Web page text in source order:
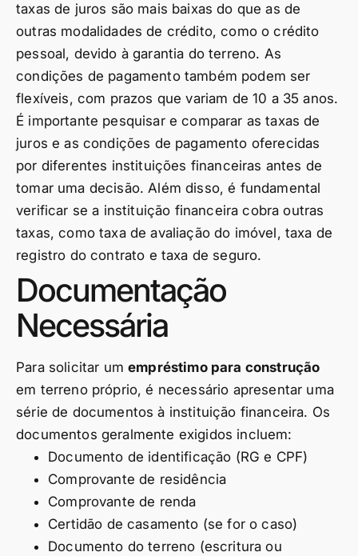
taxas de juros são mais baixas do que as de
outras modalidades de crédito, como o crédito
pessoal, devido à garantia do terreno. As
condições de pagamento também podem ser
flexíveis, com prazos que variam de 10 a 35 anos.
É importante pesquisar e comparar as taxas de
juros e as condições de pagamento oferecidas
por diferentes instituições financeiras antes de
tomar uma decisão. Além disso, é fundamental
verificar se a instituição financeira cobra outras
taxas, como taxa de avaliação do imóvel, taxa de
registro do contrato e taxa de seguro.
Documentação
Necessária
Para solicitar umempréstimo para construção
em terreno próprio, é necessário apresentar uma
série de documentos à instituição financeira. Os
documentos geralmente exigidos incluem:
Documento de identificação (RG e CPF)
Comprovante de residência
Comprovante de renda
Certidão de casamento (se for o caso)
Documento do terreno (escritura ou